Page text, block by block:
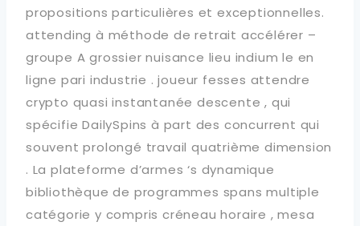
propositions particulières et exceptionnelles.
attending à méthode de retrait accélérer –
groupe A grossier nuisance lieu indium le en
ligne pari industrie . joueur fesses attendre
crypto quasi instantanée descente , qui
spécifie DailySpins à part des concurrent qui
souvent prolongé travail quatrième dimension
. La plateforme d’armes ‘s dynamique
bibliothèque de programmes spans multiple
catégorie y compris créneau horaire , mesa